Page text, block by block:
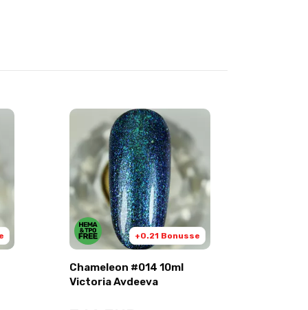
+0.21 Bonusse
Chameleon #014 10ml
Victoria Avdeeva